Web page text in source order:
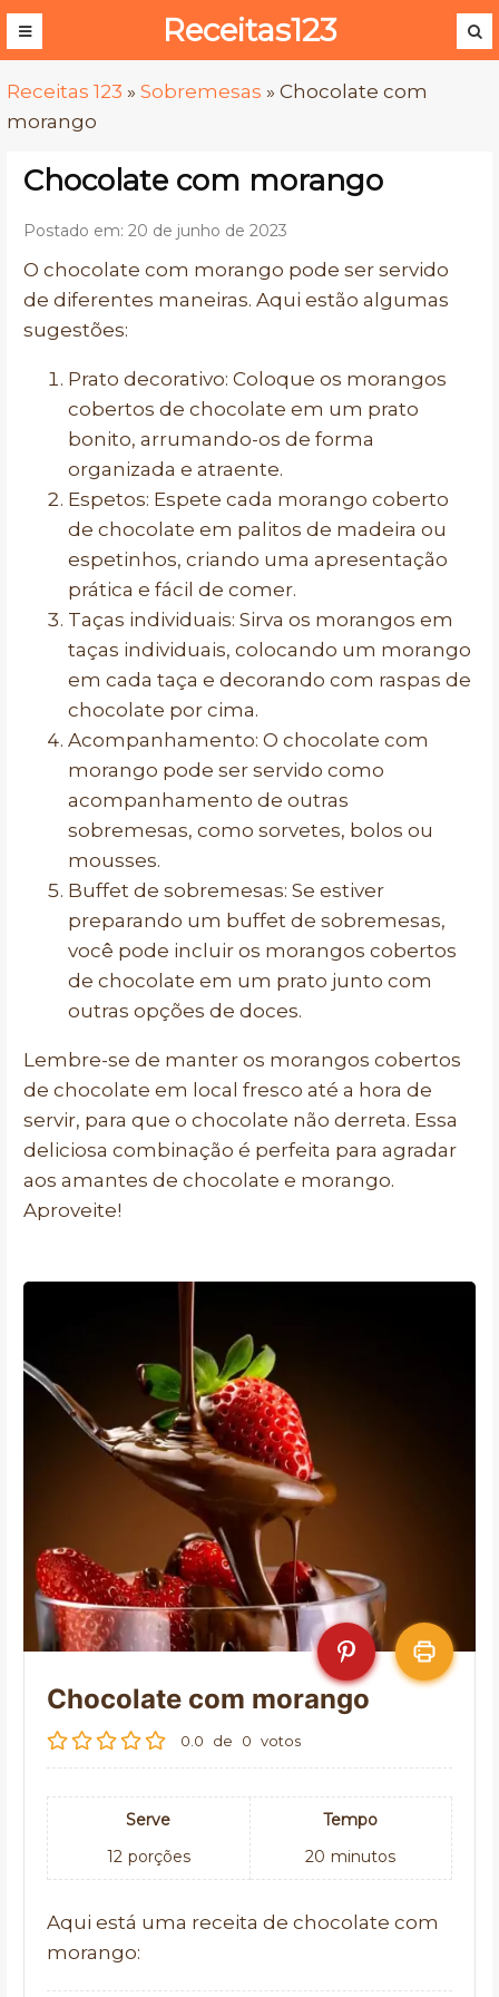
Receitas123
Receitas 123 » Sobremesas » Chocolate com
morango
Chocolate com morango
Postado em: 20 de junho de 2023
O chocolate com morango pode ser servido
de diferentes maneiras. Aqui estão algumas
sugestões:
Prato decorativo: Coloque os morangos
cobertos de chocolate em um prato
bonito, arrumando-os de forma
organizada e atraente.
Espetos: Espete cada morango coberto
de chocolate em palitos de madeira ou
espetinhos, criando uma apresentação
prática e fácil de comer.
Taças individuais: Sirva os morangos em
taças individuais, colocando um morango
em cada taça e decorando com raspas de
chocolate por cima.
Acompanhamento: O chocolate com
morango pode ser servido como
acompanhamento de outras
sobremesas, como sorvetes, bolos ou
mousses.
Buffet de sobremesas: Se estiver
preparando um buffet de sobremesas,
você pode incluir os morangos cobertos
de chocolate em um prato junto com
outras opções de doces.
Lembre-se de manter os morangos cobertos
de chocolate em local fresco até a hora de
servir, para que o chocolate não derreta. Essa
deliciosa combinação é perfeita para agradar
aos amantes de chocolate e morango.
Aproveite!
Chocolate com morango
0.0 de 0 votos
Serve
12 porções
Tempo
20 minutos
Aqui está uma receita de chocolate com
morango: